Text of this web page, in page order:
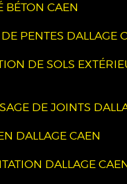
BÉTON CAEN
PENTES DALLAGE
DE SOLS
DE JOINTS
DALLAGE CAEN
DALLAGE